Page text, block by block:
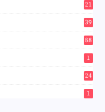
21
39
88
1
24
1